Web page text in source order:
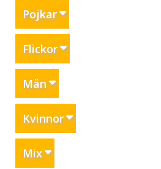
Pojkar
Flickor
Män
Kvinnor
Mix